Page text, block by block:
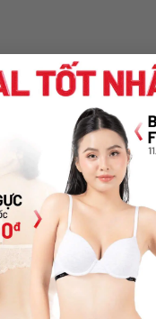
thoáng
rũ